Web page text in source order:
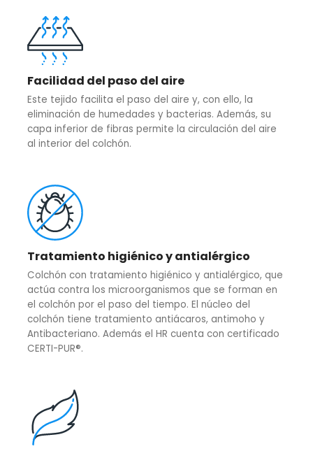
Facilidad del paso del aire
Este tejido facilita el paso del aire y, con ello, la
eliminación de humedades y bacterias. Además, su
capa inferior de fibras permite la circulación del aire
al interior del colchón.
Tratamiento higiénico y antialérgico
Colchón con tratamiento higiénico y antialérgico, que
actúa contra los microorganismos que se forman en
el colchón por el paso del tiempo. El núcleo del
colchón tiene tratamiento antiácaros, antimoho y
Antibacteriano. Además el HR cuenta con certificado
CERTI-PUR®.